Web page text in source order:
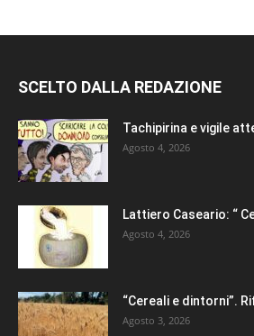
SCELTO DALLA REDAZIONE
Tachipirina e vigile
Agosto 4, 2026
Lattiero Caseario: “
Agosto 4, 2026
“Cereali e dintorni”.
Agosto 3, 2026